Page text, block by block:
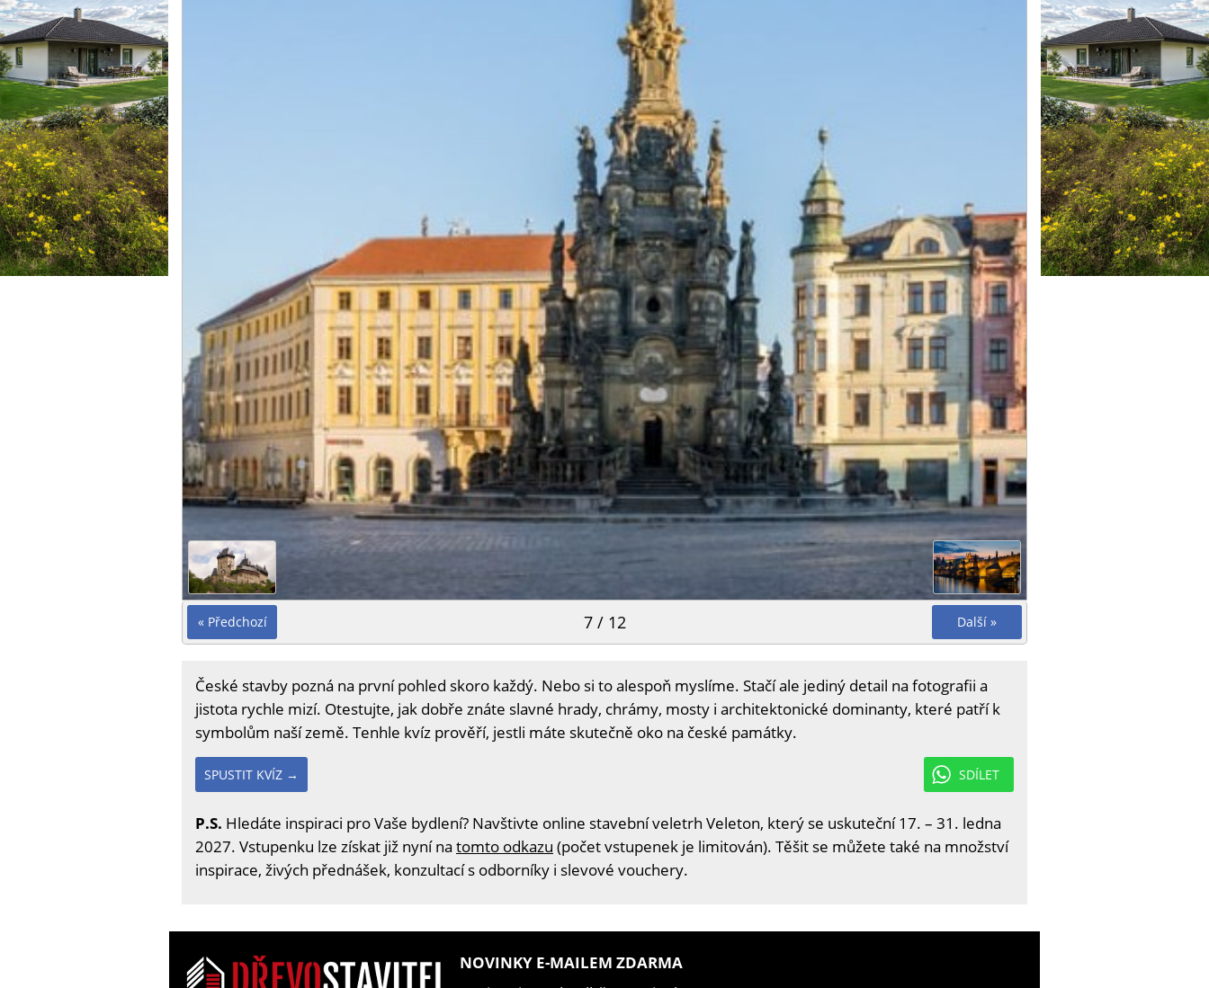
« Předchozí Další »
7 / 12
České stavby pozná na první pohled skoro každý. Nebo si to alespoň myslíme. Stačí ale jediný detail na fotografii a
jistota rychle mizí. Otestujte, jak dobře znáte slavné hrady, chrámy, mosty i architektonické dominanty, které patří k
symbolům naší země. Tenhle kvíz prověří, jestli máte skutečně oko na české památky.
SDÍLET
SPUSTIT KVÍZ →
P.S. Hledáte inspiraci pro Vaše bydlení? Navštivte online stavební veletrh Veleton, který se uskuteční 17. – 31. ledna
2027. Vstupenku lze získat již nyní na tomto odkazu (počet vstupenek je limitován). Těšit se můžete také na množství
inspirace, živých přednášek, konzultací s odborníky i slevové vouchery.
NOVINKY E-MAILEM ZDARMA